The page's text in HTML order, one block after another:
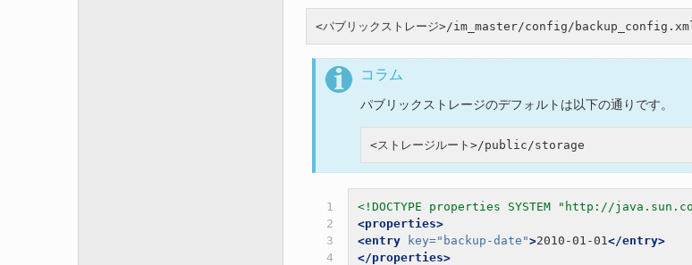
コラム
パブリックストレージのデフォルトは以下の通りです。
1
2
3
4
<!DOCTYPE properties SYSTEM "http://
<properties>
<entry
key="backup-date">2010-01-01</entry>
</properties>